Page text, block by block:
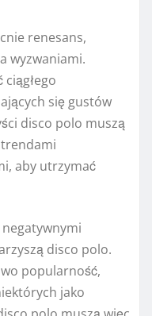
renesans,
wyzwaniami.
się gustów
disco polo muszą
aby utrzymać
disco polo.
popularność,
jako